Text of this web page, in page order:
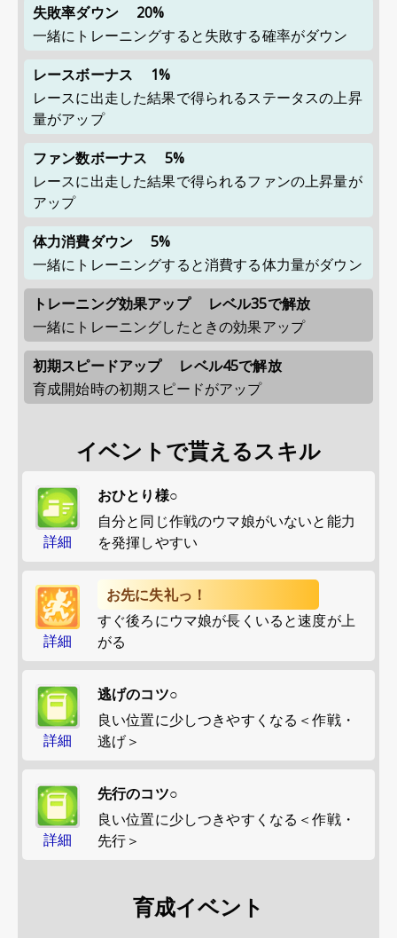
失敗率ダウン
20%
一緒にトレーニングすると失敗する確率がダウン
レースボーナス
1%
レースに出走した結果で得られるステータスの上昇
量がアップ
ファン数ボーナス
5%
レースに出走した結果で得られるファンの上昇量が
アップ
体力消費ダウン
5%
一緒にトレーニングすると消費する体力量がダウン
トレーニング効果アップ
レベル35で解放
一緒にトレーニングしたときの効果アップ
初期スピードアップ
レベル45で解放
育成開始時の初期スピードがアップ
イベントで貰えるスキル
詳細
おひとり様○
自分と同じ作戦のウマ娘がいないと能力
を発揮しやすい
詳細
お先に失礼っ！
すぐ後ろにウマ娘が長くいると速度が上
がる
詳細
逃げのコツ○
良い位置に少しつきやすくなる＜作戦・
逃げ＞
詳細
先行のコツ○
良い位置に少しつきやすくなる＜作戦・
先行＞
育成イベント